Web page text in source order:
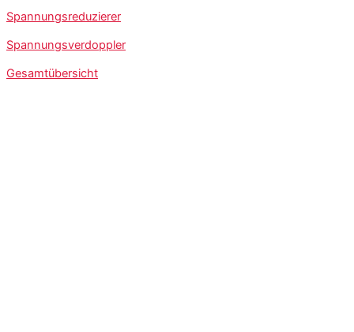
Spannungsreduzierer
Spannungsverdoppler
Gesamtübersicht